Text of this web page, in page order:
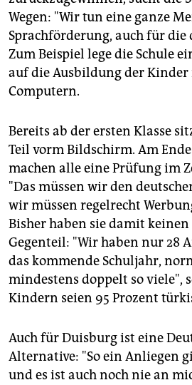
Wegen: "Wir tun eine ganze
Sprachförderung, auch für die
Zum Beispiel lege die Schule
auf die Ausbildung der
Computern.
Bereits ab der ersten Klasse
Teil vorm Bildschirm. Am
machen alle eine Prüfung im
"Das müssen wir den
wir müssen regelrecht
Bisher haben sie damit
Gegenteil: "Wir haben nur 28
das kommende Schuljahr,
mindestens doppelt so viele",
Kindern seien 95 Prozent
Auch für Duisburg ist eine
Alternative: "So ein Anliegen
und es ist auch noch nie an